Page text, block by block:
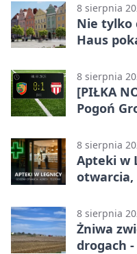
8 sierpnia
Nie tylko
Haus
8 sierpnia
[PIŁKA
Pogoń
meczu w
8 sierpnia
Apteki w
otwarcia,
8 sierpnia
Żniwa
drogach